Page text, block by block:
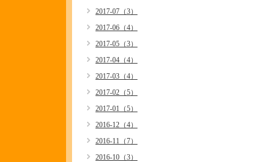
2017-07（3）
2017-06（4）
2017-05（3）
2017-04（4）
2017-03（4）
2017-02（5）
2017-01（5）
2016-12（4）
2016-11（7）
2016-10（3）